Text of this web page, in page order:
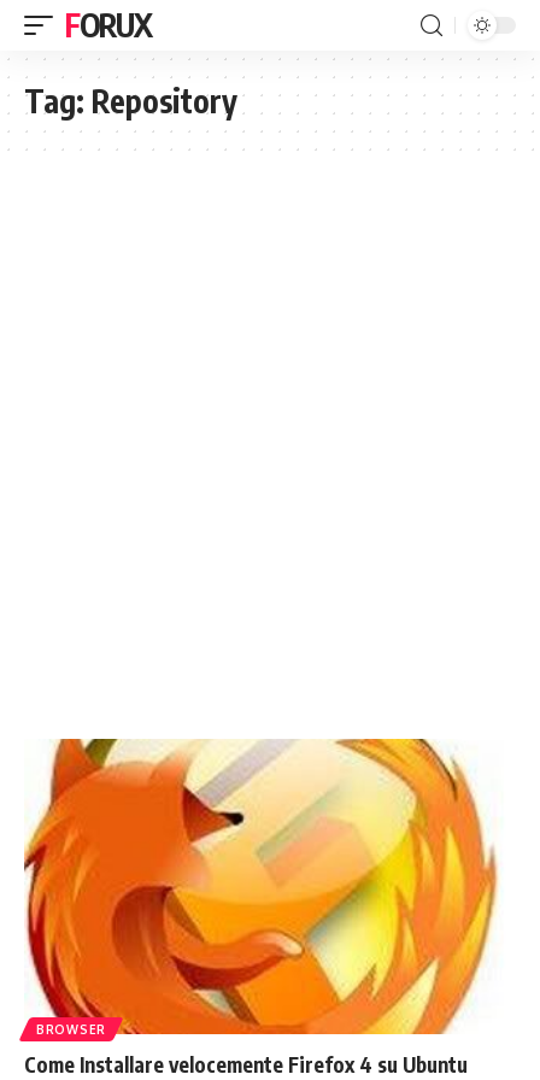
FORUX
Tag: Repository
BROWSER
Come Installare velocemente Firefox 4 su Ubuntu